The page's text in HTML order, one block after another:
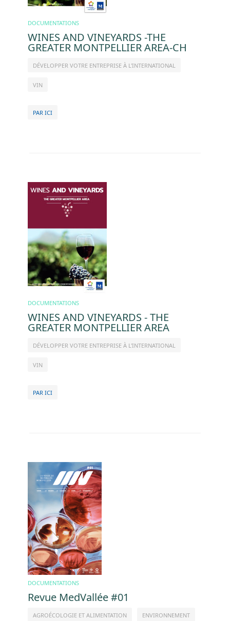
DOCUMENTATIONS
WINES AND VINEYARDS -THE
GREATER MONTPELLIER AREA-CH
DÉVELOPPER VOTRE ENTREPRISE À L'INTERNATIONAL
VIN
PAR ICI
Image
DOCUMENTATIONS
WINES AND VINEYARDS - THE
GREATER MONTPELLIER AREA
DÉVELOPPER VOTRE ENTREPRISE À L'INTERNATIONAL
VIN
PAR ICI
Image
DOCUMENTATIONS
Revue MedVallée #01
AGROÉCOLOGIE ET ALIMENTATION ENVIRONNEMENT